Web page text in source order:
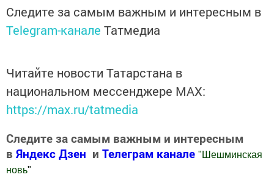
Следите за самым важным и интересным в
Telegram-канале Татмедиа
Читайте новости Татарстана в
национальном мессенджере MАХ:
https://max.ru/tatmedia
Следите за самым важным и интересным
в Яндекс Дзен и Телеграм канале " Шешминская
новь"